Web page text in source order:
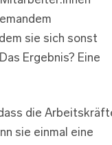
sie sich sonst
Ergebnis? Eine
die
sie einmal eine